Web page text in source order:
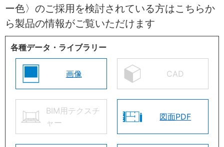
ー色〉のご採用を検討されている方はこちらか
ら製品の情報がご覧いただけます
各種データ・ライブラリー
画像 CAD
BIM用テクスチ
ャー
図面PDF